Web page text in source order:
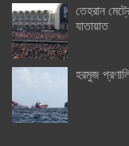
তেহরান
যাতায়াত
হরমুজ